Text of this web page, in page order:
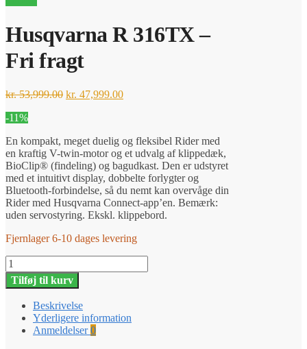
Husqvarna R 316TX –
Fri fragt
kr.53,999.00 Den
kr. 53,999.00.
kr. 47,999.00Den
kr. 47,999.00.
-11%
En kompakt, meget duelig og fleksibel Rider med
en kraftig V-twin-motor og et udvalg af klippedæk,
BioClip® (findeling) og bagudkast. Den er udstyret
med et intuitivt display, dobbelte forlygter og
Bluetooth-forbindelse, så du nemt kan overvåge din
Rider med Husqvarna Connect-app’en. Bemærk:
uden servostyring. Ekskl. klippebord.
Fjernlager 6-10 dages levering
Husqvarna
R
316TX
fragt
antal
Tilføj til kurv
Beskrivelse
Yderligere information
Anmeldelser0